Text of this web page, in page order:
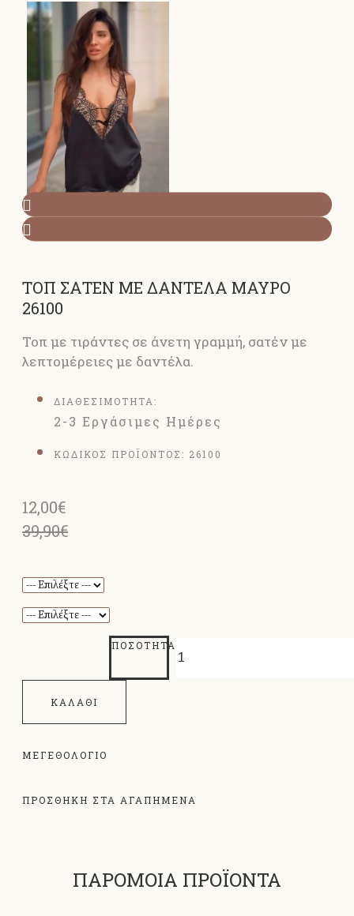
ΤΟΠ ΣΑΤΕΝ ΜΕ ΔΑΝΤΕΛΑ ΜΑΥΡΟ
26100
Τοπ με τιράντες σε άνετη γραμμή, σατέν με
λεπτομέρειες με δαντέλα.
ΔΙΑΘΕΣΙΜΟΤΗΤΑ:
2-3 Εργάσιμες Ημέρες
ΚΩΔΙΚΟΣ ΠΡΟΪΟΝΤΟΣ: 26100
12,00€
39,90€
ΠΟΣΌΤΗΤΑ
ΚΑΛΆΘΙ
ΜΕΓΕΘΟΛΌΓΙΟ
ΠΡΟΣΘΗΚΗ ΣΤΑ ΑΓΑΠΗΜΕΝΑ
ΠΑΡΟΜΟΙΑ ΠΡΟΪΟΝΤΑ